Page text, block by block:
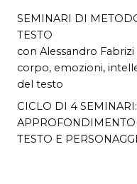
SEMINARI DI
TESTO
con Alessandro Fabrizi
corpo, emozioni,
del testo
CICLO DI 4
TESTO E